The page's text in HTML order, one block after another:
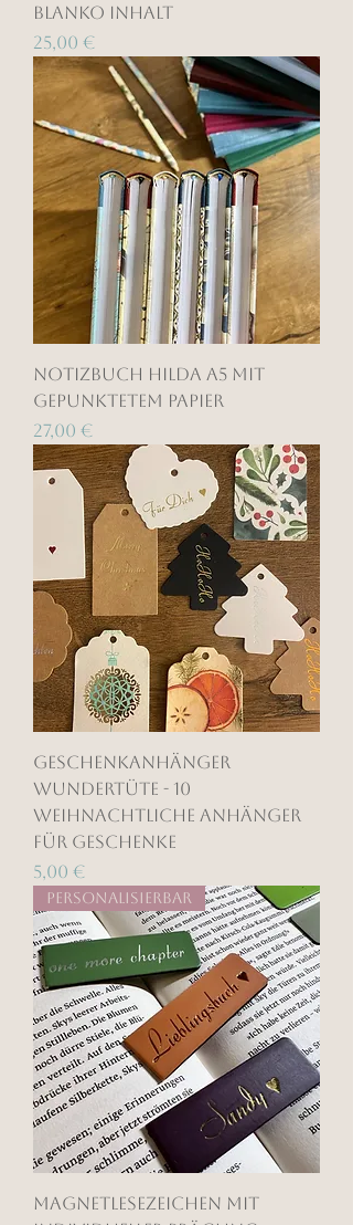
blanko Inhalt
Preis
25,00 €
Notizbuch Hilda A5 mit
gepunktetem Papier
Preis
27,00 €
Geschenkanhänger
Wundertüte - 10
weihnachtliche Anhänger
für Geschenke
Preis
5,00 €
Personalisierbar
Magnetlesezeichen mit